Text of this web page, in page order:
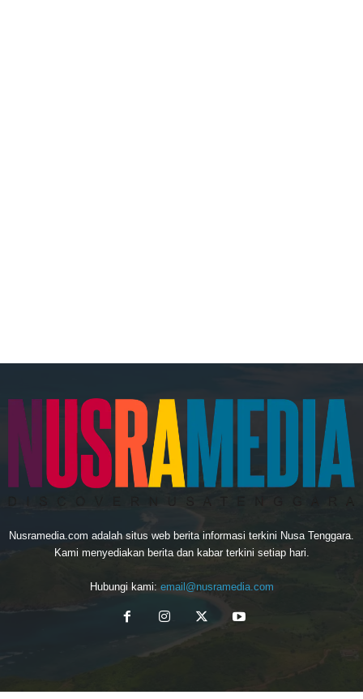
Nusramedia.com adalah situs web berita informasi terkini Nusa Tenggara.
Kami menyediakan berita dan kabar terkini setiap hari.
Hubungi kami: email@nusramedia.com